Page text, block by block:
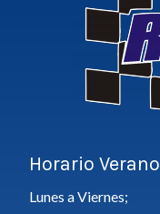
Horario Verano
Lunes a Viernes;